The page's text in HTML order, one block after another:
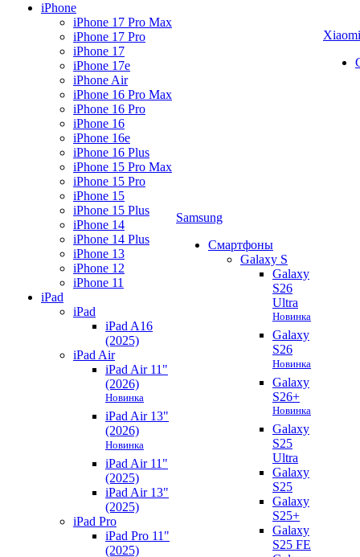
iPhone
iPhone 17 Pro Max
iPhone 17 Pro
iPhone 17
iPhone 17e
iPhone Air
iPhone 16 Pro Max
iPhone 16 Pro
iPhone 16
iPhone 16e
iPhone 16 Plus
iPhone 15 Pro Max
iPhone 15 Pro
iPhone 15
iPhone 15 Plus
iPhone 14
iPhone 14 Plus
iPhone 13
iPhone 12
iPhone 11
iPad
iPad
iPad A16
(2025)
iPad Air
iPad Air 11"
(2026)
Новинка
iPad Air 13"
(2026)
Новинка
iPad Air 11"
(2025)
iPad Air 13"
(2025)
iPad Pro
iPad Pro 11"
(2025)
Samsung
Смартфоны
Galaxy S
Galaxy
S26
Ultra
Новинка
Galaxy
S26
Новинка
Galaxy
S26+
Новинка
Galaxy
S25
Ultra
Galaxy
S25
Galaxy
S25+
Galaxy
S25 FE
Xiaomi